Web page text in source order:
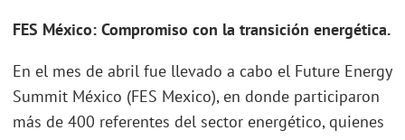
FES México: Compromiso con la transición energética.
En el mes de abril fue llevado a cabo el Future Energy
Summit México (FES Mexico), en donde participaron
más de 400 referentes del sector energético, quienes